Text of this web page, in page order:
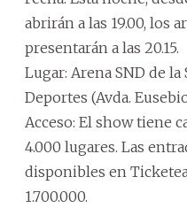
abrirán a las 19.00, los
presentarán a las 20.15.
Lugar: Arena SND de
Deportes (Avda.
Acceso: El show tiene
4.000 lugares. Las
disponibles en Ticketea
1.700.000.